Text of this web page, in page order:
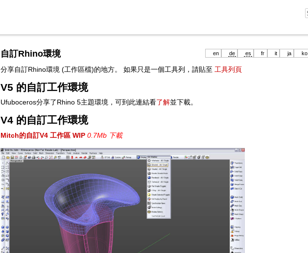
en de es fr it ja ko
自訂Rhino環境
分享自訂Rhino環境 (工作區檔)的地方。 如果只是一個工具列，請貼至 工具列頁
V5 的自訂工作環境
Ufuboceros分享了Rhino 5主題環境，可到此連結看了解並下載。
V4 的自訂工作環境
Mitch的自訂V4 工作區 WIP 0.7Mb 下載